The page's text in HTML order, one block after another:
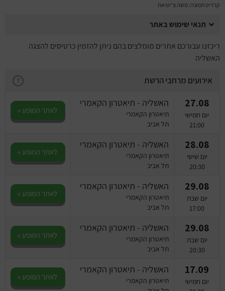
קרדיט תמונה: משה צ'יטיאת
תנאי שימוש באתר
ריכזנו עבורכם אתרים מומלצים בהם ניתן להזמין כרטיסים להצגה
האשליה
אירועים מרחבי הרשת ?
27.08
יום חמישי
21:00
האשליה - תיאטרון הקאמרי
תיאטרון הקאמרי
תל אביב
לאתר המופע »
28.08
יום שישי
20:30
האשליה - תיאטרון הקאמרי
תיאטרון הקאמרי
תל אביב
לאתר המופע »
29.08
יום שבת
17:00
האשליה - תיאטרון הקאמרי
תיאטרון הקאמרי
תל אביב
לאתר המופע »
29.08
יום שבת
20:30
האשליה - תיאטרון הקאמרי
תיאטרון הקאמרי
תל אביב
לאתר המופע »
17.09
יום חמישי
האשליה - תיאטרון הקאמרי
תיאטרון הקאמרי
לאתר המופע »